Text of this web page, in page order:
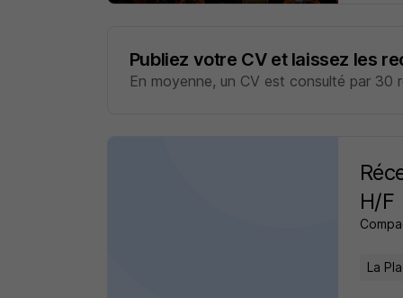
Publiez votre CV et laissez les
En moyenne, un CV est consulté par 30
H/F
La